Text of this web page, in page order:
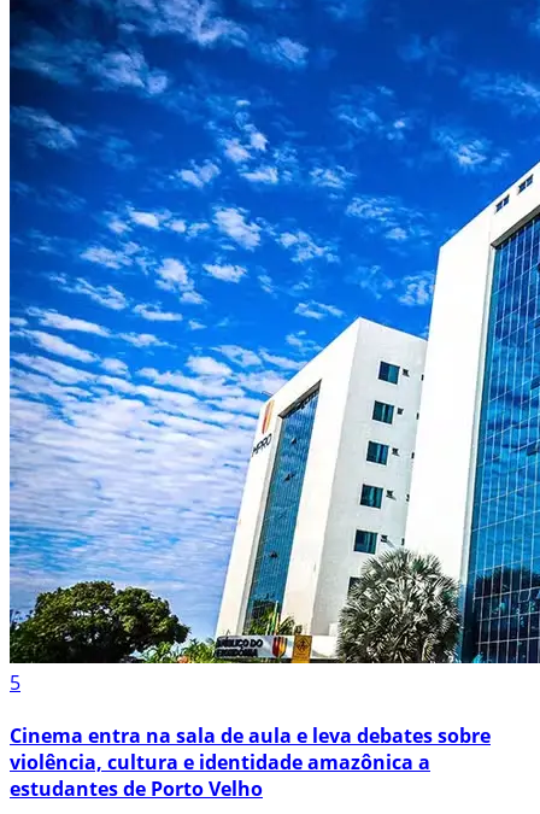
5
Cinema entra na sala de aula e leva debates sobre
violência, cultura e identidade amazônica a
estudantes de Porto Velho